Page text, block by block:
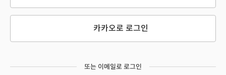
카카오로 로그인
또는 이메일로 로그인